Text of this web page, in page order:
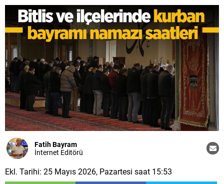
Fatih Bayram
İnternet Editörü
Ekl. Tarihi: 25 Mayıs 2026, Pazartesi saat 15:53